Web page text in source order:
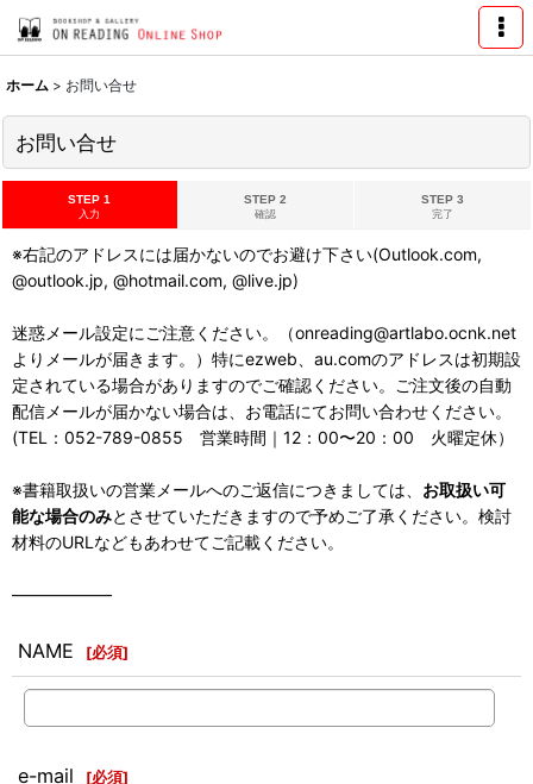
ホーム > お問い合せ
お問い合せ
STEP 1
入力
STEP 2
確認
STEP 3
完了
※右記のアドレスには届かないのでお避け下さい(Outlook.com,
@outlook.jp, @hotmail.com, @live.jp)
迷惑メール設定にご注意ください。（onreading@artlabo.ocnk.net
よりメールが届きます。）特にezweb、au.comのアドレスは初期設
定されている場合がありますのでご確認ください。ご注文後の自動
配信メールが届かない場合は、お電話にてお問い合わせください。
(TEL：052-789-0855 営業時間｜12：00〜20：00 火曜定休）
※書籍取扱いの営業メールへのご返信につきましては、 お取扱い可
能な場合のみとさせていただきますので予めご了承ください。検討
材料のURLなどもあわせてご記載ください。
――――――
NAME [必須]
e-mail [必須]